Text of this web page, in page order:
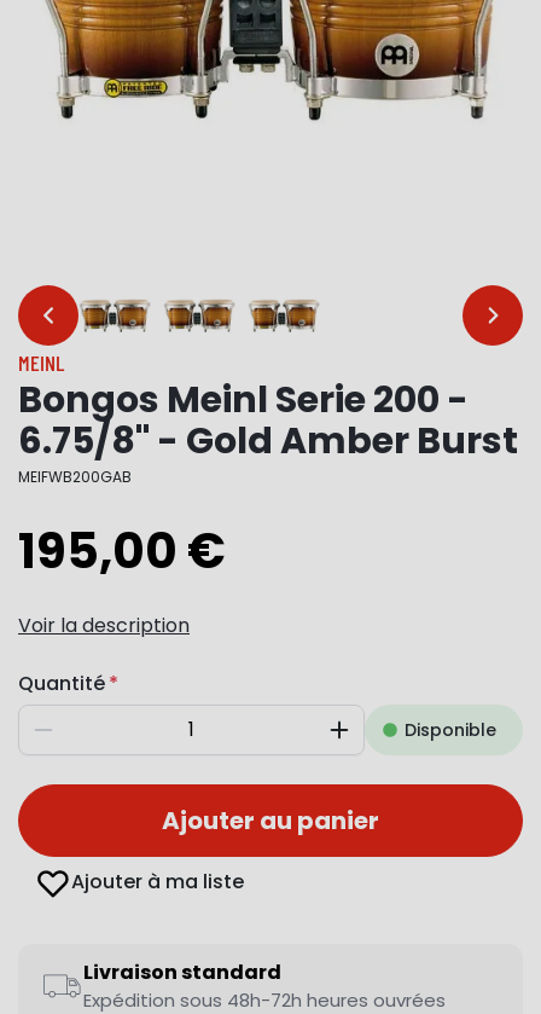
… …
MEINL
Bongos Meinl Serie 200 -
6.75/8" - Gold Amber Burst
MEIFWB200GAB
195,00 €
Voir la description
Quantité
Diminuer AugmenterDisponible
Ajouter au panier
Ajouter à ma liste
Livraison standard
Expédition sous 48h-72h heures ouvrées